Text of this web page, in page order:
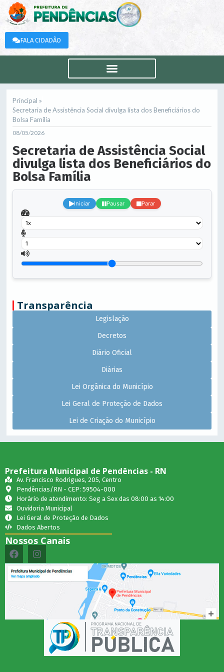
FALA CIDADÃO
Principal »
Secretaria de Assistência Social divulga lista dos Beneficiários do
Bolsa Família
08/05/2026
Secretaria de Assistência Social
divulga lista dos Beneficiários do
Bolsa Família
Iniciar Pausar Parar
Transparência
Legislação
Decretos
Diário Oficial
Diárias
Lei Orgânica do Município
Lei Geral de Proteção de Dados
Lei de Criação do Município
Prefeitura Municipal de Pendências - RN
Av. Francisco Rodrigues, 205, Centro
Pendências/RN - CEP: 59504-000
Horário de atendimento: Seg a Sex das 08:00 as 14:00
Ouvidoria Municipal
Lei Geral de Proteção de Dados
Dados Abertos
Nossos Canais